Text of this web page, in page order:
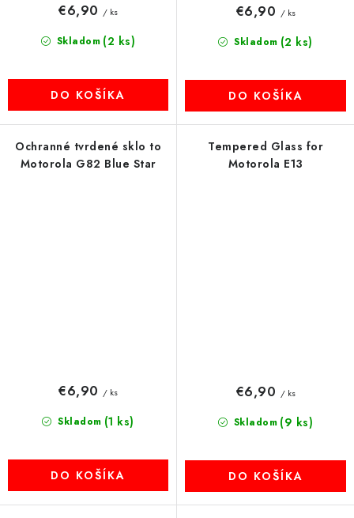
Skladom (2 ks)
€6,90 / ks
DO KOŠÍKA
Skladom (2 ks)
€6,90 / ks
DO KOŠÍKA
Ochranné tvrdené sklo to
Motorola G82 Blue Star
Skladom (1 ks)
€6,90 / ks
DO KOŠÍKA
Tempered Glass for
Motorola E13
Skladom (9 ks)
€6,90 / ks
DO KOŠÍKA